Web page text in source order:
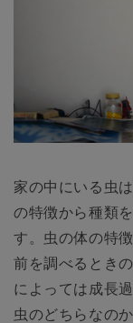
家の中にいる虫
の特徴から種類
す。虫の体の特
前を調べるとき
によっては成長
虫のどちらなの